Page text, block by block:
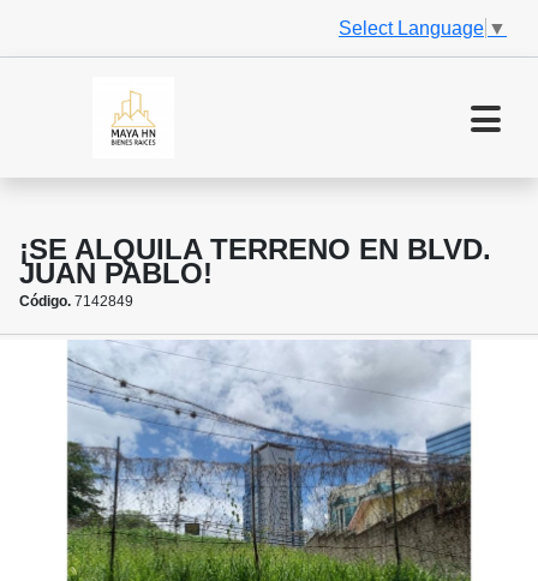
Select Language ▼
¡SE ALQUILA TERRENO EN BLVD.
JUAN PABLO!
Código. 7142849